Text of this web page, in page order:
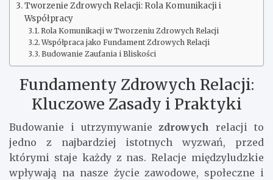
Tworzenie Zdrowych Relacji: Rola Komunikacji i
Współpracy
Rola Komunikacji w Tworzeniu Zdrowych Relacji
Współpraca jako Fundament Zdrowych Relacji
Budowanie Zaufania i Bliskości
Fundamenty Zdrowych Relacji:
Kluczowe Zasady i Praktyki
Budowanie i utrzymywaniezdrowych relacji to
jedno z najbardziej istotnych wyzwań, przed
którymi staje każdy z nas. Relacje międzyludzkie
wpływają na nasze życie zawodowe, społeczne i